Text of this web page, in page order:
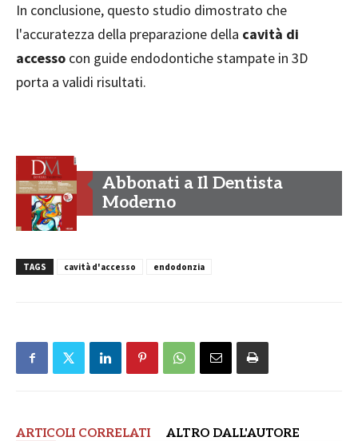
In conclusione, questo studio dimostrato che
l'accuratezza della preparazione della cavità di
accesso con guide endodontiche stampate in 3D
porta a validi risultati.
Abbonati a Il Dentista
Moderno
TAGS cavità d'accesso endodonzia
ARTICOLI CORRELATI ALTRO DALL'AUTORE